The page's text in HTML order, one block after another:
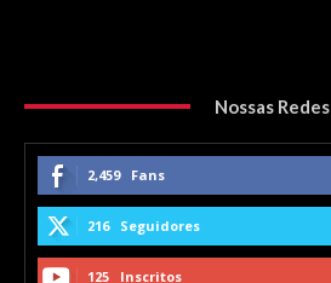
Nossas Redes
2,459 Fans
216 Seguidores
125 Inscritos